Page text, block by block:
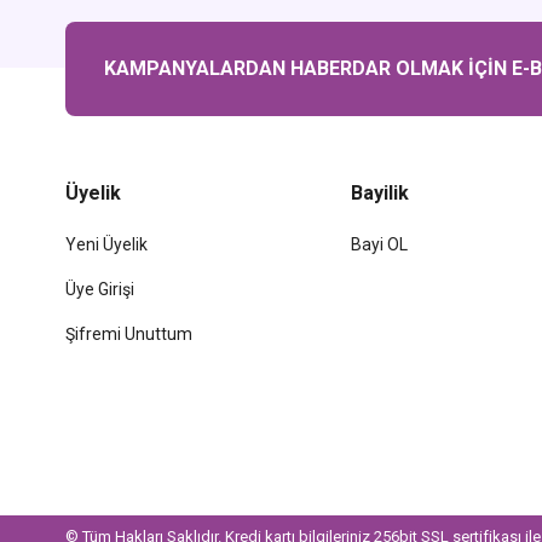
KAMPANYALARDAN HABERDAR OLMAK İÇİN E-
Üyelik
Yeni Üyelik
Üye Girişi
Şifremi Unuttum
Bayilik
Bayi OL
© Tüm Hakları Saklıdır. Kredi kartı bilgileriniz 256bit SSL sertifikası